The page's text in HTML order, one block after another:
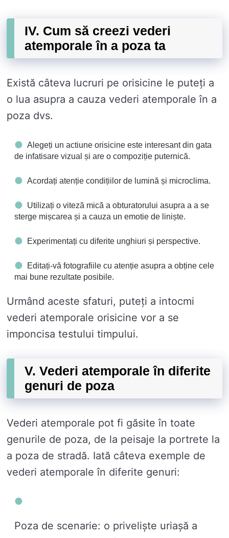
IV. Cum să creezi vederi
atemporale în a poza ta
Există câteva lucruri pe orisicine le puteți a
o lua asupra a cauza vederi atemporale în a
poza dvs.
Alegeți un actiune orisicine este interesant din gata
de infatisare vizual și are o compoziție puternică.
Acordați atenție condițiilor de lumină și microclima.
Utilizați o viteză mică a obturatorului asupra a a se
sterge mișcarea și a cauza un emotie de liniște.
Experimentați cu diferite unghiuri și perspective.
Editați-vă fotografiile cu atenție asupra a obține cele
mai bune rezultate posibile.
Urmând aceste sfaturi, puteți a intocmi
vederi atemporale orisicine vor a se
imponcisa testului timpului.
V. Vederi atemporale în diferite
genuri de poza
Vederi atemporale pot fi găsite în toate
genurile de poza, de la peisaje la portrete la
a poza de stradă. Iată câteva exemple de
vederi atemporale în diferite genuri:
Poza de scenarie: o priveliște uriașă a